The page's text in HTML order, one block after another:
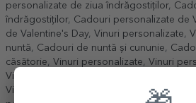
personalizate de ziua îndrăgostiților,
îndrăgostiților, Cadouri personalizate de
de Valentine's Day, Vinuri personalizate,
nuntă, Cadouri de nuntă și cununie,
căsătorie, Vinuri personalizate, Vinuri
Vinuri personalizate pentru nuntă
Vinuri personalizate pentru aniversare